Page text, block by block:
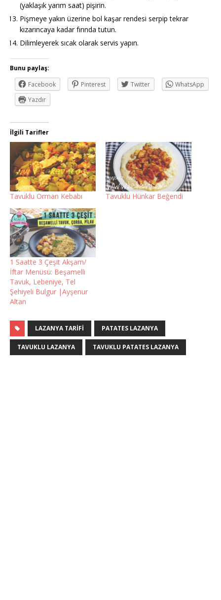
(yaklaşık yarım saat) pişirin.
Pişmeye yakın üzerine bol kaşar rendesi serpip tekrar
kızarıncaya kadar fırında tutun.
Dilimleyerek sıcak olarak servis yapın.
Bunu paylaş:
Facebook
Pinterest Twitter
WhatsApp
Yazdır
İlgili Tarifler
Tavuklu Orman Kebabı Tavuklu Hünkar Beğendi
1 Saatte 3 Çeşit Akşam/
İftar Menüsü: Beşamelli
Tavuk, Lebeniye, Tel
Şehiyeli Bulgur |Ayşenur
Altan
LAZANYA TARIFI PATATES LAZANYA
TAVUKLU LAZANYA TAVUKLU PATATES LAZANYA